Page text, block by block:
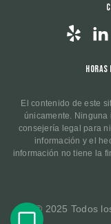
Horas
El contenido de este
únicamente.
consejería legal para
información y el
información no tiene la
© 2025 Todos